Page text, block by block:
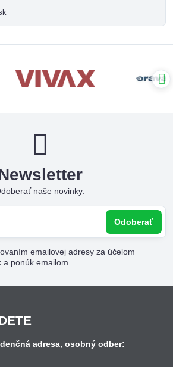
naše novinky:
Odoberať
emailovej adresy za účelom
ponúk emailom.
adresa, osobný odber: